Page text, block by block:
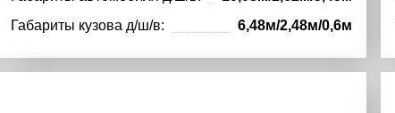
Габариты кузова д/ш/в:
6,48м/2,48м/0,6м